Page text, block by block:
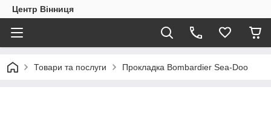
Центр Вінниця
Товари та послуги Прокладка Bombardier Sea-Doo